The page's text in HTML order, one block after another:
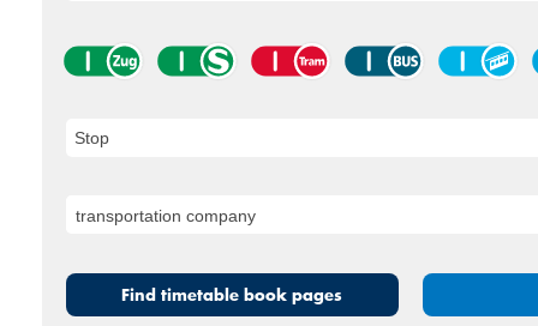
Stop
Find timetable book pages